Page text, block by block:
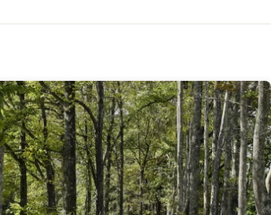
部会 新人賞（イヌエンジュの家） 2014年日本建築
学大学 工学部 建築学科 非常勤講師 BIS 第03090
号
６号